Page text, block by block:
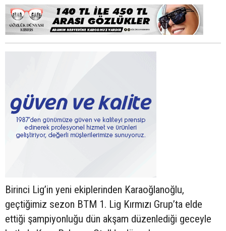
Birinci Lig’in yeni ekiplerinden Karaoğlanoğlu,
geçtiğimiz sezon BTM 1. Lig Kırmızı Grup’ta elde
ettiği şampiyonluğu dün akşam düzenlediği geceyle